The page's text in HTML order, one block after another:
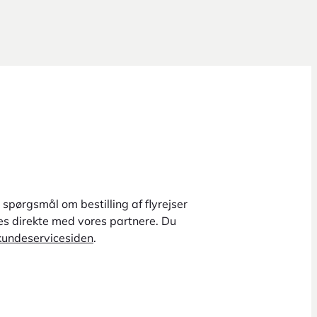
om bestilling af flyrejser
direkte med vores partnere. Du
.